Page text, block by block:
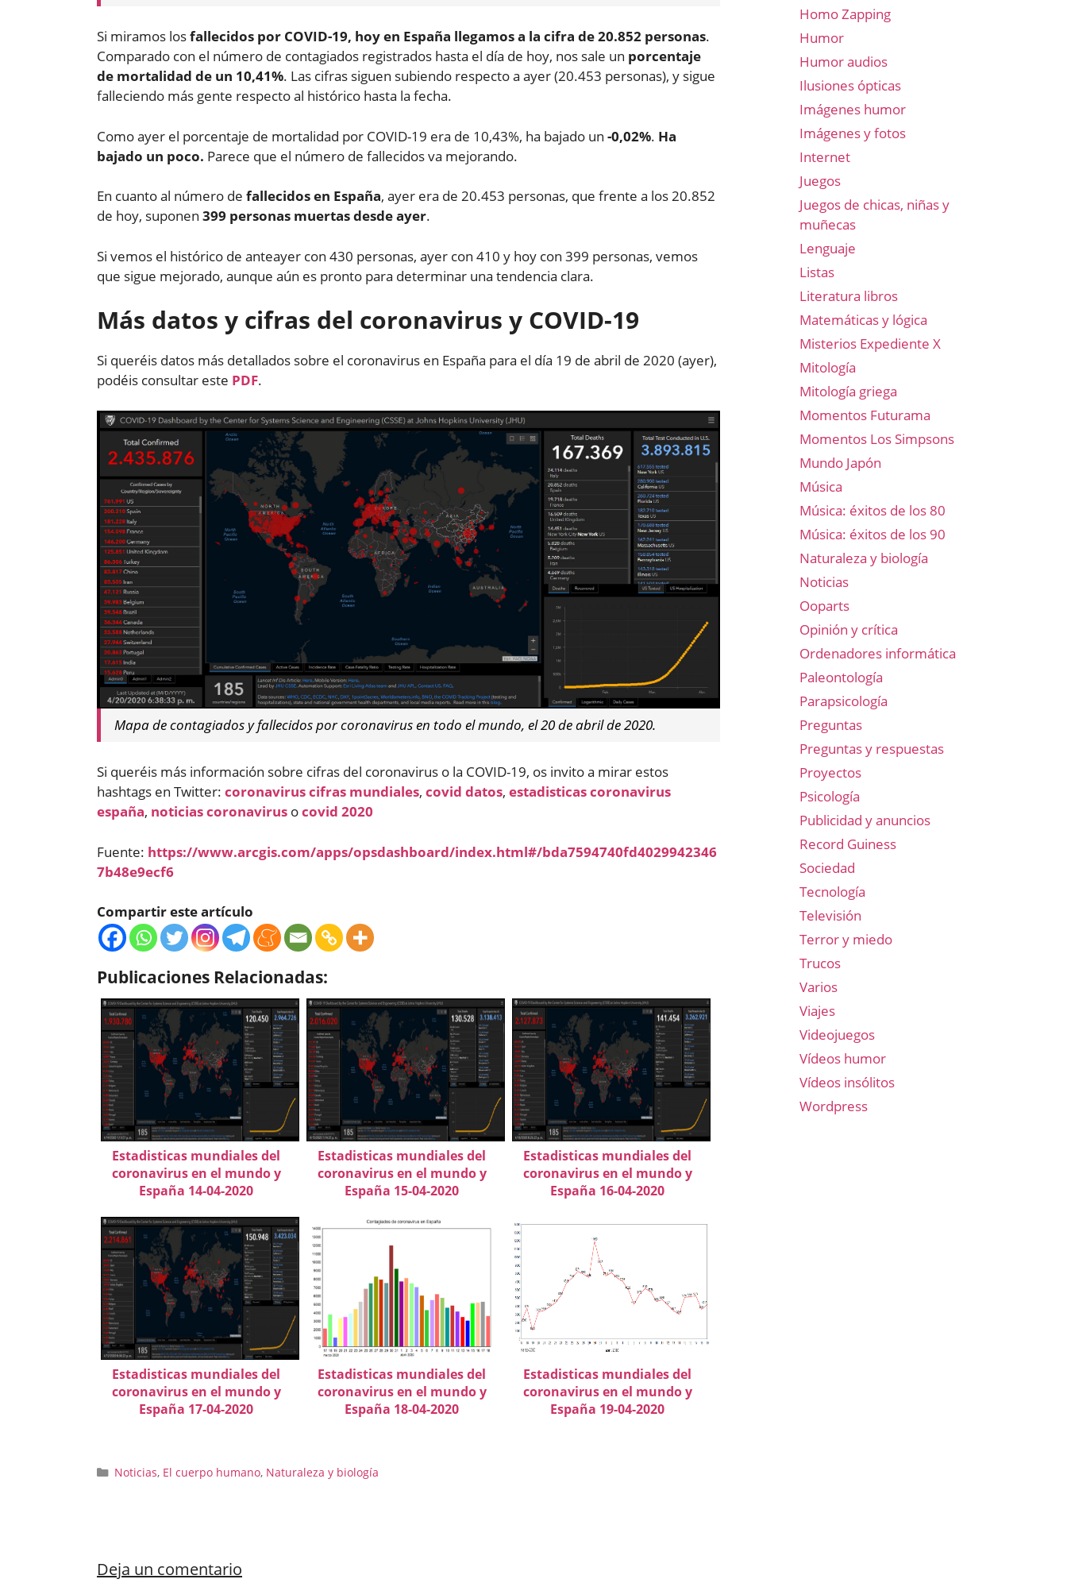
Si miramos losfallecidos por COVID-19, hoy en España llegamos a la cifra de 20.852 personas.
Comparado con el número de contagiados registrados hasta el día de hoy, nos sale un porcentaje
de mortalidad de un 10,41%. Las cifras siguen subiendo respecto a ayer (20.453 personas), y sigue
falleciendo más gente respecto al histórico hasta la fecha.
Como ayer el porcentaje de mortalidad por COVID-19 era de 10,43%, ha bajado un -0,02%. Ha
bajado un poco. Parece que el número de fallecidos va mejorando.
En cuanto al número de fallecidos en España, ayer era de 20.453 personas, que frente a los 20.852
de hoy, suponen 399 personas muertas desde ayer.
Si vemos el histórico de anteayer con 430 personas, ayer con 410 y hoy con 399 personas, vemos
que sigue mejorado, aunque aún es pronto para determinar una tendencia clara.
Más datos y cifras del coronavirus y COVID-19
Si queréis datos más detallados sobre el coronavirus en España para el día 19 de abril de 2020 (ayer),
podéis consultar este PDF.
Mapa de contagiados y fallecidos por coronavirus en todo el mundo, el 20 de abril de 2020.
Si queréis más información sobre cifras del coronavirus o la COVID-19, os invito a mirar estos
hashtags en Twitter: coronavirus cifras mundiales, covid datos, estadisticas coronavirus
españa, noticias coronavirus ocovid 2020
Fuente: https://www.arcgis.com/apps/opsdashboard/index.html#/bda7594740fd4029942346
7b48e9ecf6
Compartir este artículo
Publicaciones Relacionadas:
Estadisticas mundiales del
coronavirus en el mundo y
España 14-04-2020
Estadisticas mundiales del
coronavirus en el mundo y
España 15-04-2020
Estadisticas mundiales del
coronavirus en el mundo y
España 16-04-2020
Estadisticas mundiales del
coronavirus en el mundo y
España 17-04-2020
Estadisticas mundiales del
coronavirus en el mundo y
España 18-04-2020
Estadisticas mundiales del
coronavirus en el mundo y
España 19-04-2020
Categorías
Noticias, El cuerpo humano, Naturaleza y biología
Deja un comentario
Homo Zapping
Humor
Humor audios
Ilusiones ópticas
Imágenes humor
Imágenes y fotos
Internet
Juegos
Juegos de chicas, niñas y
muñecas
Lenguaje
Listas
Literatura libros
Matemáticas y lógica
Misterios Expediente X
Mitología
Mitología griega
Momentos Futurama
Momentos Los Simpsons
Mundo Japón
Música
Música: éxitos de los 80
Música: éxitos de los 90
Naturaleza y biología
Noticias
Ooparts
Opinión y crítica
Ordenadores informática
Paleontología
Parapsicología
Preguntas
Preguntas y respuestas
Proyectos
Psicología
Publicidad y anuncios
Record Guiness
Sociedad
Tecnología
Televisión
Terror y miedo
Trucos
Varios
Viajes
Videojuegos
Vídeos humor
Vídeos insólitos
Wordpress